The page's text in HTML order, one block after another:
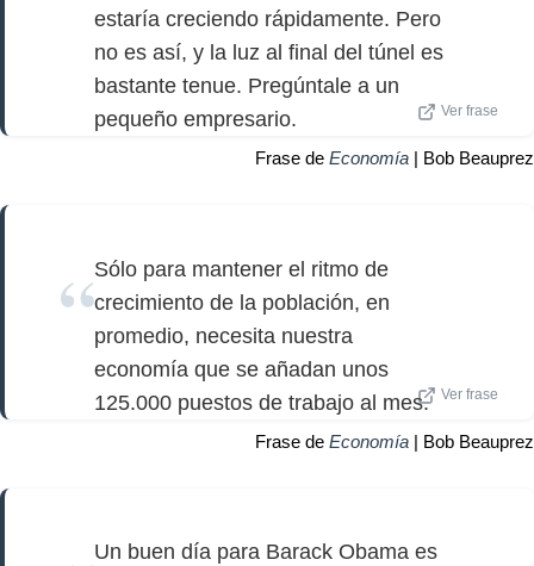
estaría creciendo rápidamente. Pero
no es así, y la luz al final del túnel es
bastante tenue. Pregúntale a un
pequeño empresario.
Ver frase
Frase de Economía | Bob Beauprez
Sólo para mantener el ritmo de
crecimiento de la población, en
promedio, necesita nuestra
economía que se añadan unos
125.000 puestos de trabajo al mes.
Ver frase
Frase de Economía | Bob Beauprez
Un buen día para Barack Obama es